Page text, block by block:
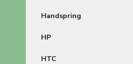
Handspring
HP
HTC